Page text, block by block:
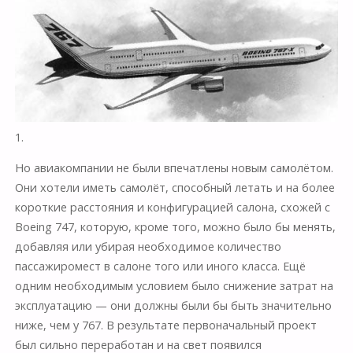
1.
Но авиакомпании не были впечатлены новым самолётом.
Они хотели иметь самолёт, способный летать и на более
короткие расстояния и конфигурацией салона, схожей с
Boeing 747, которую, кроме того, можно было бы менять,
добавляя или убирая необходимое количество
пассажиромест в салоне того или иного класса. Ещё
одним необходимым условием было снижение затрат на
эксплуатацию — они должны были бы быть значительно
ниже, чем у 767. В результате первоначальный проект
был сильно переработан и на свет появился